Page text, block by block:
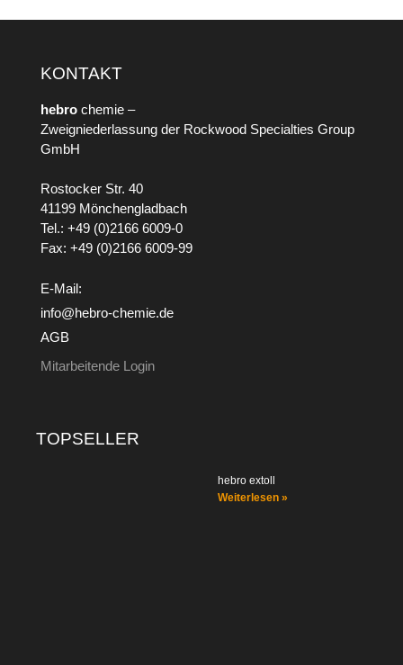
KONTAKT
hebro chemie –
Zweigniederlassung der Rockwood Specialties Group
GmbH
Rostocker Str. 40
41199 Mönchengladbach
Tel.: +49 (0)2166 6009-0
Fax: +49 (0)2166 6009-99
E-Mail:
info@hebro-chemie.de
AGB
Mitarbeitende Login
TOPSELLER
hebro extoll
Weiterlesen »